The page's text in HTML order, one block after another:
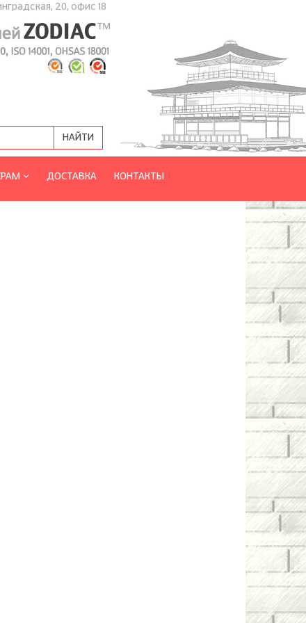
20, офис 18
ДОСТАВКА КОНТАКТЫ